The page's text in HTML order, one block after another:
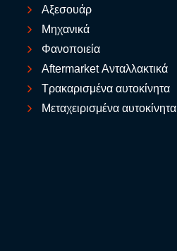
Αξεσουάρ
Μηχανικά
Φανοποιεία
Aftermarket Ανταλλακτικά
Τρακαρισμένα αυτοκίνητα
Μεταχειρισμένα αυτοκίνητα